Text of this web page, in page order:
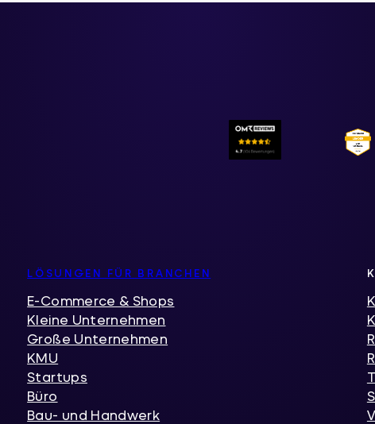
LÖSUNGEN FÜR BRANCHEN
E-Commerce & Shops
Kleine Unternehmen
Große Unternehmen
KMU
Startups
Büro
Bau- und Handwerk